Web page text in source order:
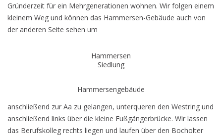
Gründerzeit für ein Mehrgenerationen wohnen. Wir folgen einem
kleinem Weg und können das Hammersen-Gebäude auch von
der anderen Seite sehen um
Hammersen
Siedlung
Hammersengebäude
anschließend zur Aa zu gelangen, unterqueren den Westring und
anschließend links über die kleine Fußgängerbrücke. Wir lassen
das Berufskolleg rechts liegen und laufen über den Bocholter